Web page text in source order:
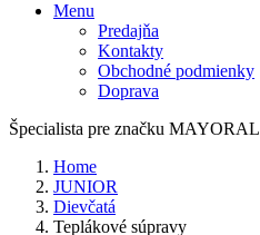
Menu
Predajňa
Kontakty
Obchodné podmienky
Doprava
Špecialista pre značku MAYORAL
Home
JUNIOR
Dievčatá
Teplákové súpravy